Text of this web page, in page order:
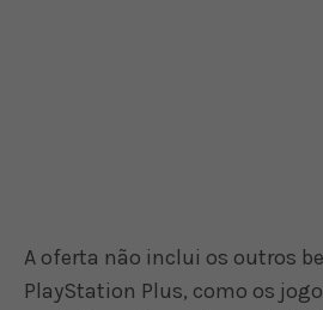
A oferta não inclui os outros
PlayStation Plus, como os